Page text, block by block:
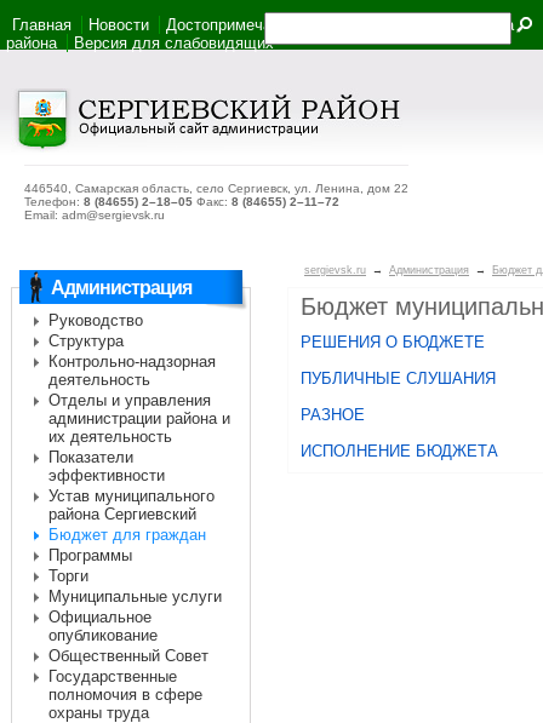
446540, Самарская область, село Сергиевск, ул. Ленина, дом 22
Телефон: 8 (84655) 2–18–05 Факс: 8 (84655) 2–11–72
Email: adm@sergievsk.ru
Главная Новости Достопримечательности
Карта
района
Версия для слабовидящих
Администрация
Руководство
Структура
Контрольно-надзорная
деятельность
Отделы и управления
администрации района и
их деятельность
Показатели
эффективности
Устав муниципального
района Сергиевский
Бюджет для граждан
Программы
Торги
Муниципальные услуги
Официальное
опубликование
Общественный Совет
Государственные
полномочия в сфере
охраны труда
sergievsk.ru → Администрация → Бюджет
Бюджет
РЕШЕНИЯ О БЮДЖЕТЕ
ПУБЛИЧНЫЕ СЛУШАНИЯ
РАЗНОЕ
ИСПОЛНЕНИЕ БЮДЖЕТА